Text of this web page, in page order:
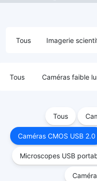
Tous Imagerie
Tous Caméras faible
Tous
Caméras CMOS USB 2.0
Microscopes USB